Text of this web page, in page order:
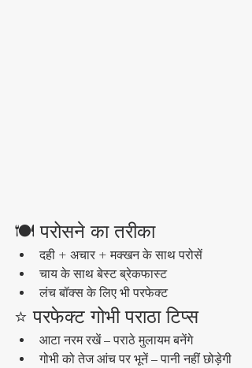
🍽️ परोसने का तरीका
दही + अचार + मक्खन के साथ परोसें
चाय के साथ बेस्ट ब्रेकफास्ट
लंच बॉक्स के लिए भी परफेक्ट
⭐ परफेक्ट गोभी पराठा टिप्स
आटा नरम रखें – पराठे मुलायम बनेंगे
गोभी को तेज आंच पर भूनें – पानी नहीं छोड़ेगी